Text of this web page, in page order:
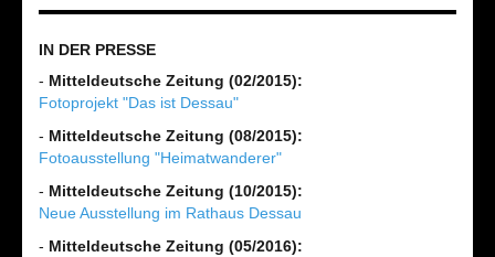
IN DER PRESSE
- Mitteldeutsche Zeitung (02/2015):
Fotoprojekt "Das ist Dessau"
- Mitteldeutsche Zeitung (08/2015):
Fotoausstellung "Heimatwanderer"
- Mitteldeutsche Zeitung (10/2015):
Neue Ausstellung im Rathaus Dessau
- Mitteldeutsche Zeitung (05/2016):